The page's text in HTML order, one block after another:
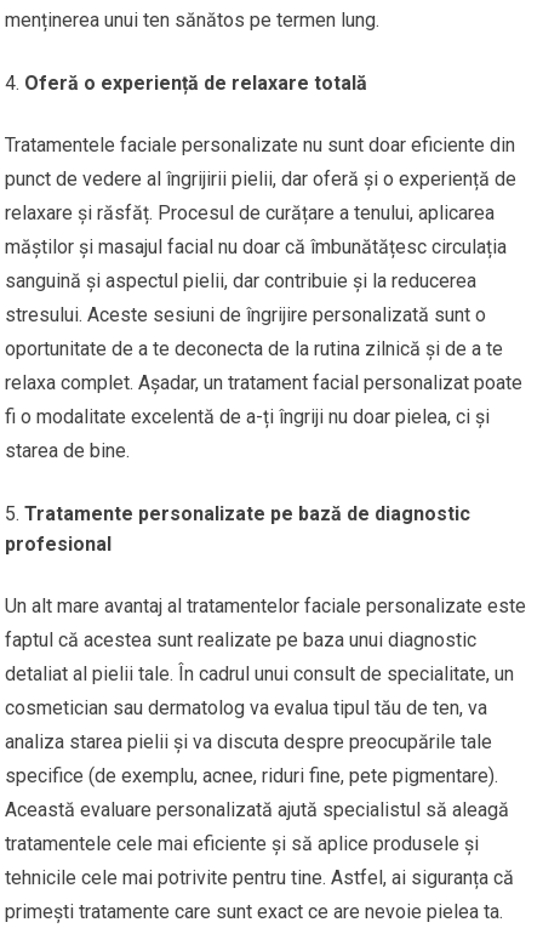
menținerea unui ten sănătos pe termen lung.
Oferă o experiență de relaxare totală
Tratamentele faciale personalizate nu sunt doar eficiente din
punct de vedere al îngrijirii pielii, dar oferă și o experiență de
relaxare și răsfăț. Procesul de curățare a tenului, aplicarea
măștilor și masajul facial nu doar că îmbunătățesc circulația
sanguină și aspectul pielii, dar contribuie și la reducerea
stresului. Aceste sesiuni de îngrijire personalizată sunt o
oportunitate de a te deconecta de la rutina zilnică și de a te
relaxa complet. Așadar, un tratament facial personalizat poate
fi o modalitate excelentă de a-ți îngriji nu doar pielea, ci și
starea de bine.
Tratamente personalizate pe bază de diagnostic
profesional
Un alt mare avantaj al tratamentelor faciale personalizate este
faptul că acestea sunt realizate pe baza unui diagnostic
detaliat al pielii tale. În cadrul unui consult de specialitate, un
cosmetician sau dermatolog va evalua tipul tău de ten, va
analiza starea pielii și va discuta despre preocupările tale
specifice (de exemplu, acnee, riduri fine, pete pigmentare).
Această evaluare personalizată ajută specialistul să aleagă
tratamentele cele mai eficiente și să aplice produsele și
tehnicile cele mai potrivite pentru tine. Astfel, ai siguranța că
primești tratamente care sunt exact ce are nevoie pielea ta.